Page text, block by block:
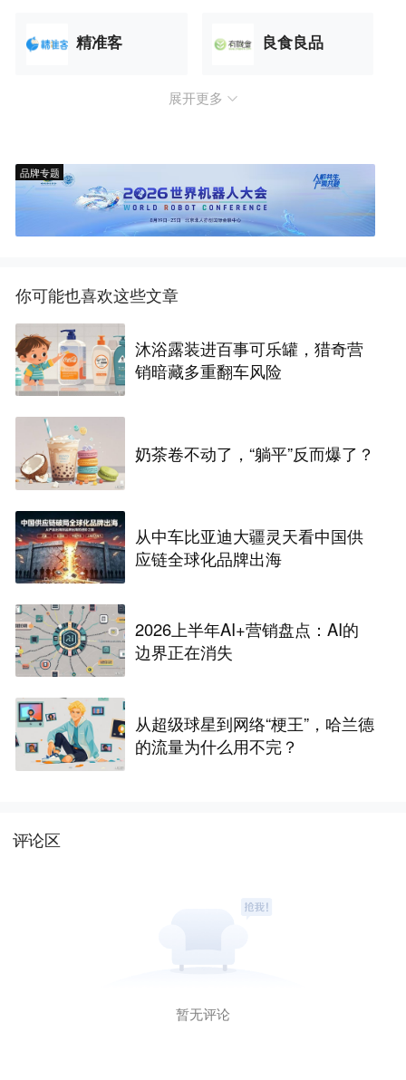
精准客 良食良品
展开更多
品牌专题
你可能也喜欢这些文章
沐浴露装进百事可乐罐，猎奇营
销暗藏多重翻车风险
奶茶卷不动了，“躺平”反而爆了？
从中车比亚迪大疆灵天看中国供
应链全球化品牌出海
2026上半年AI+营销盘点：AI的
边界正在消失
从超级球星到网络“梗王”，哈兰德
的流量为什么用不完？
评论区
暂无评论